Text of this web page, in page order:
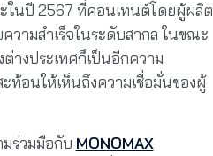
ในปี 2567 ที่คอนเทนต์โดยผู้ผลิต
วามสำเร็จในระดับสากล ในขณะ
างประเทศก็เป็นอีกความ
ท้อนให้เห็นถึงความเชื่อมั่นของผู้
มร่วมมือกับ MONOMAX